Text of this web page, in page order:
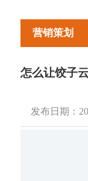
营销策划
怎么让饺子
发布日期：